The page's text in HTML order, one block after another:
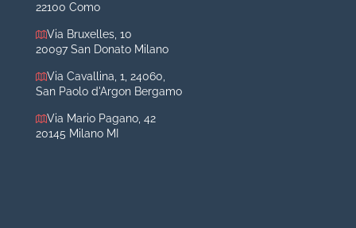
Rinoplastica
Medicina estetica Milano
Acido ialuronico viso
Aumento labbra
Filler
22100 Como
Via Bruxelles, 10
20097 San Donato Milano
Via Cavallina, 1, 24060,
San Paolo d'Argon Bergamo
Via Mario Pagano, 42
20145 Milano MI